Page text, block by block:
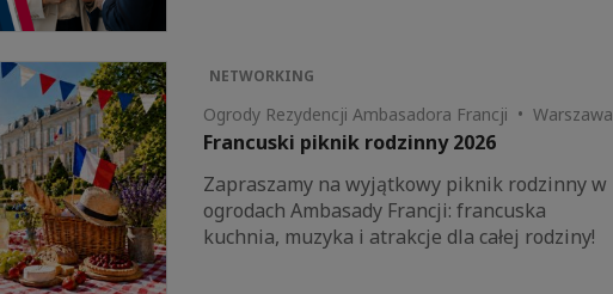
NETWORKING
Ogrody Rezydencji Ambasadora Francji • Warszawa
Francuski piknik rodzinny 2026
Zapraszamy na wyjątkowy piknik rodzinny w
ogrodach Ambasady Francji: francuska
kuchnia, muzyka i atrakcje dla całej rodziny!